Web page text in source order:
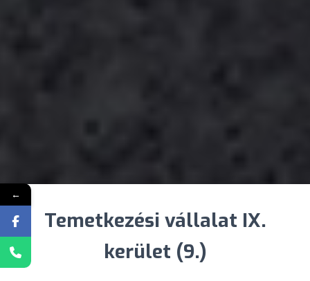
Temetkezési vállalat IX.
kerület (9.)
←